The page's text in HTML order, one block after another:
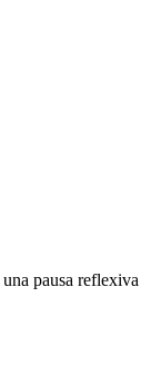
pausa